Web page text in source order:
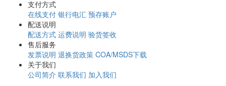
加入购物车
(Myc-DDK-tagged) - Mouse cDNA clone MGC:68296
IMAGE:3491798
会员价请登录
￥2400.00
加入购物车